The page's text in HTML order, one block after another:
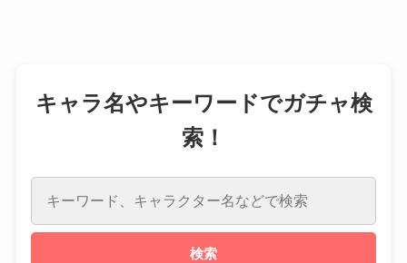
キャラ名やキーワードでガチャ検
索！
検索